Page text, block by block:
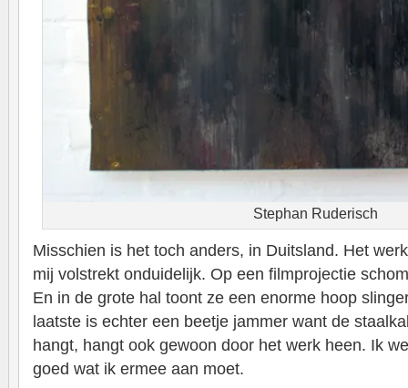
Stephan Ruderisch
Misschien is het toch anders, in Duitsland. Het
mij volstrekt onduidelijk. Op een filmprojectie
En in de grote hal toont ze een enorme hoop
laatste is echter een beetje jammer want de
hangt, hangt ook gewoon door het werk heen. Ik
goed wat ik ermee aan moet.